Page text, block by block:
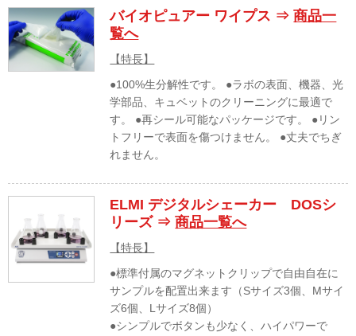
バイオピュアー ワイプス ⇒商品一
覧へ
【特長】
●100%生分解性です。 ●ラボの表面、機器、光
学部品、キュベットのクリーニングに最適で
す。 ●再シール可能なパッケージです。 ●リン
トフリーで表面を傷つけません。 ●丈夫でちぎ
れません。
ELMI デジタルシェーカー DOSシ
リーズ ⇒商品一覧へ
【特長】
●標準付属のマグネットクリップで自由自在に
サンプルを配置出来ます（Sサイズ3個、Mサイ
ズ6個、Lサイズ8個）
●シンプルでボタンも少なく、ハイパワーで